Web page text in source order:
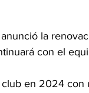
la
con el
en 2024